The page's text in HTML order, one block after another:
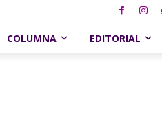
COLUMNA EDITORIAL